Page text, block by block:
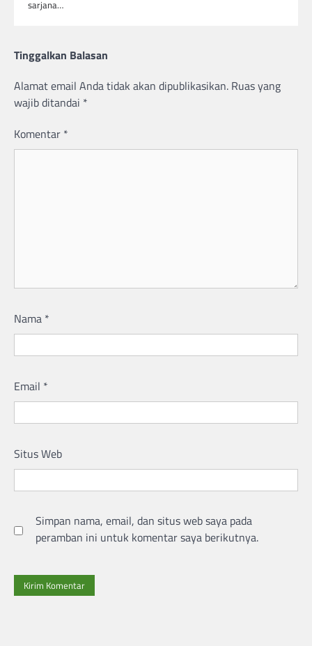
sarjana…
Tinggalkan Balasan
Alamat email Anda tidak akan dipublikasikan. Ruas yang
wajib ditandai *
Komentar *
Nama *
Email *
Situs Web
Simpan nama, email, dan situs web saya pada
peramban ini untuk komentar saya berikutnya.